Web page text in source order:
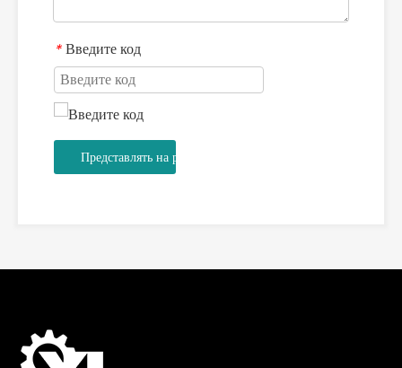
* Введите код
Представлять на рассмотрение